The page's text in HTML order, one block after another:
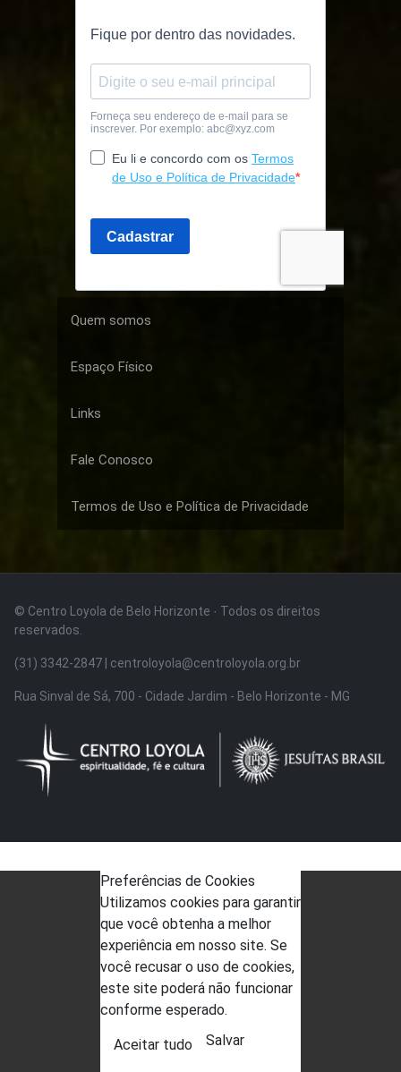
Quem somos
Espaço Físico
Links
Fale Conosco
Termos de Uso e Política de Privacidade
© Centro Loyola de Belo Horizonte · Todos os direitos
reservados.
(31) 3342-2847 | centroloyola@centroloyola.org.br
Rua Sinval de Sá, 700 - Cidade Jardim - Belo Horizonte - MG
Preferências de Cookies
Utilizamos cookies para garantir
que você obtenha a melhor
experiência em nosso site. Se
você recusar o uso de cookies,
este site poderá não funcionar
conforme esperado.
Aceitar tudo Salvar